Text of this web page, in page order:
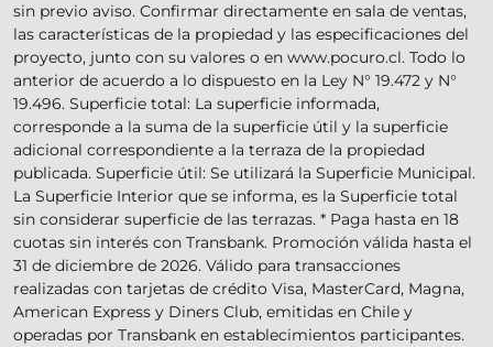
sin previo aviso. Confirmar directamente en sala de ventas,
las características de la propiedad y las especificaciones del
proyecto, junto con su valores o en www.pocuro.cl. Todo lo
anterior de acuerdo a lo dispuesto en la Ley N° 19.472 y N°
19.496. Superficie total: La superficie informada,
corresponde a la suma de la superficie útil y la superficie
adicional correspondiente a la terraza de la propiedad
publicada. Superficie útil: Se utilizará la Superficie Municipal.
La Superficie Interior que se informa, es la Superficie total
sin considerar superficie de las terrazas. * Paga hasta en 18
cuotas sin interés con Transbank. Promoción válida hasta el
31 de diciembre de 2026. Válido para transacciones
realizadas con tarjetas de crédito Visa, MasterCard, Magna,
American Express y Diners Club, emitidas en Chile y
operadas por Transbank en establecimientos participantes.